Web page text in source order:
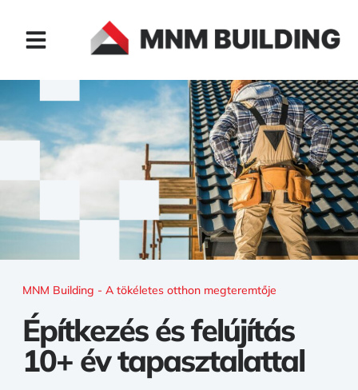
MNM Building - A tökéletes otthon megteremtője
Építkezés és felújítás
10+ év tapasztalattal